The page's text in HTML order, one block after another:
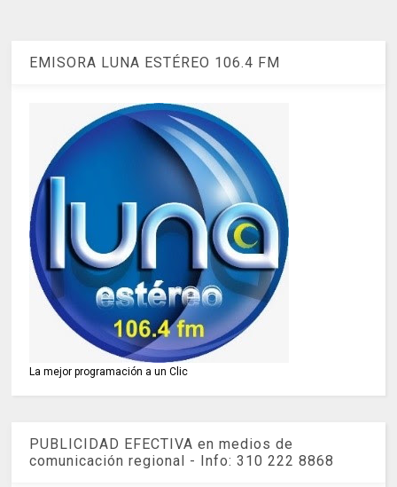
EMISORA LUNA ESTÉREO 106.4 FM
La mejor programación a un Clic
PUBLICIDAD EFECTIVA en medios de
comunicación regional - Info: 310 222 8868